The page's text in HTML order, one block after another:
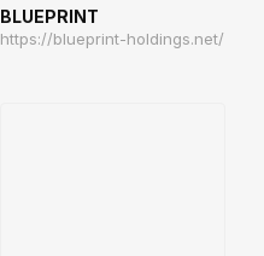
BLUEPRINT
https://blueprint-holdings.net/